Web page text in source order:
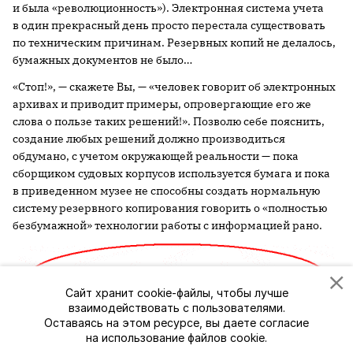
и была «революционность»). Электронная система учета
в один прекрасный день просто перестала существовать
по техническим причинам. Резервных копий не делалось,
бумажных документов не было…
«Стоп!», — скажете Вы, — «человек говорит об электронных
архивах и приводит примеры, опровергающие его же
слова о пользе таких решений!». Позволю себе пояснить,
создание любых решений должно производиться
обдумано, с учетом окружающей реальности — пока
сборщиком судовых корпусов используется бумага и пока
в приведенном музее не способны создать нормальную
систему резервного копирования говорить о «полностью
безбумажной» технологии работы с информацией рано.
Сайт хранит cookie-файлы, чтобы лучше
взаимодействовать с пользователями.
Оставаясь на этом ресурсе, вы даете согласие
на использование файлов cookie.